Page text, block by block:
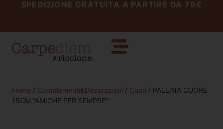
SPEDIZIONE GRATUITA A PARTIRE DA 79€
Home / Complementi&Decorazioni / Cuori / PALLINA CUORE
15CM “AMICHE PER SEMPRE”